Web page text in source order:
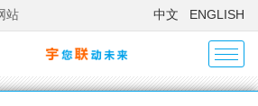
站 中文 ENGLISH